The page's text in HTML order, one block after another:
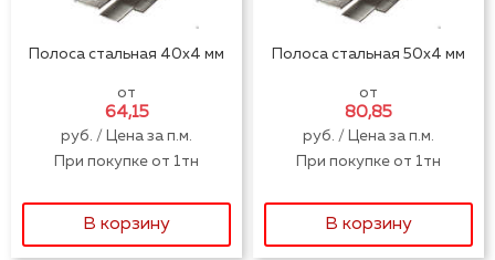
металлопрокат
Полоса стальная 40x4 мм
от
64,15
руб. / Цена за п.м.
При покупке от 1тн
В корзину
Полоса стальная 50x4 мм
от
80,85
руб. / Цена за п.м.
При покупке от 1тн
В корзину